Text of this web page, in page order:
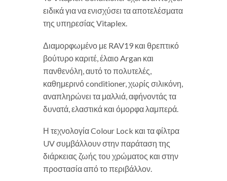
ειδικά για να ενισχύσει τα αποτελέσματα
της υπηρεσίας Vitaplex.
Διαμορφωμένο με RAV19 και θρεπτικό
βούτυρο καριτέ, έλαιο Argan και
πανθενόλη, αυτό το πολυτελές,
καθημερινό conditioner, χωρίς σιλικόνη,
αναπληρώνει τα μαλλιά, αφήνοντάς τα
δυνατά, ελαστικά και όμορφα λαμπερά.
Η τεχνολογία Colour Lock και τα φίλτρα
UV συμβάλλουν στην παράταση της
διάρκειας ζωής του χρώματος και στην
προστασία από το περιβάλλον.